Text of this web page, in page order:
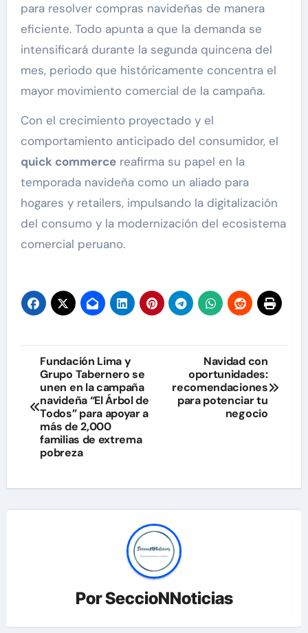
para resolver compras navideñas de manera
eficiente. Todo apunta a que la demanda se
intensificará durante la segunda quincena del
mes, periodo que históricamente concentra el
mayor movimiento comercial de la campaña.
Con el crecimiento proyectado y el
comportamiento anticipado del consumidor, el
quick commercereafirma su papel en la
temporada navideña como un aliado para
hogares y retailers, impulsando la digitalización
del consumo y la modernización del ecosistema
comercial peruano.
Navegación
de
entradas
Fundación Lima y
Grupo Tabernero se
unen en la campaña
navideña “El Árbol de
Todos” para apoyar a
más de 2,000
familias de extrema
pobreza
Navidad con
oportunidades:
recomendaciones
para potenciar tu
negocio
PorSeccioNNoticias